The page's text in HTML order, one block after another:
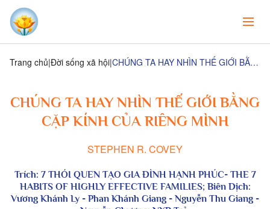
Trang chủ Đời sống xã hội CHÚNG TA HAY NHÌN THẾ GIỚI BẰNG CẶP KÍNH CỦA RIÊNG MÌNH
CHÚNG TA HAY NHÌN THẾ GIỚI BẰNG
CẶP KÍNH CỦA RIÊNG MÌNH
STEPHEN R. COVEY
Trích: 7 THÓI QUEN TẠO GIA ĐÌNH HẠNH PHÚC- THE 7
HABITS OF HIGHLY EFFECTIVE FAMILIES; Biên Dịch:
Vương Khánh Ly - Phan Khánh Giang - Nguyễn Thu Giang -